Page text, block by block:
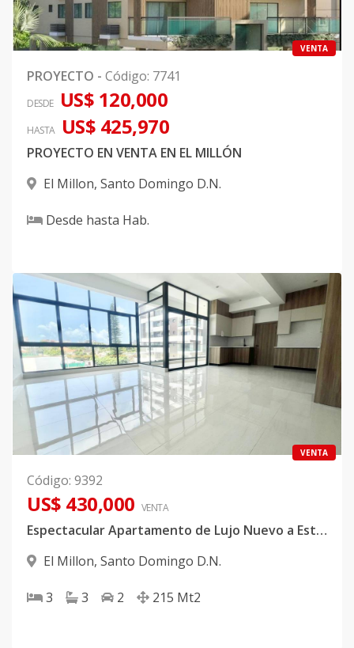
VENTA
PROYECTO - Código: 7741
DESDE US$ 120,000
HASTA US$ 425,970
PROYECTO EN VENTA EN EL MILLÓN
El Millon, Santo Domingo D.N.
Desde hasta Hab.
VENTA
Código: 9392
US$ 430,000 VENTA
Espectacular Apartamento de Lujo Nuevo a Estrenar en Torre Exclusiva en El Millón
El Millon, Santo Domingo D.N.
3 3 2 215 Mt2